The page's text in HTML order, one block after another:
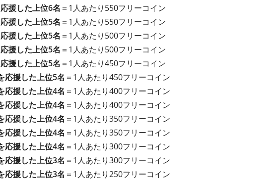
援した上位6名 ＝1人あたり550フリーコイン
援した上位5名 ＝1人あたり550フリーコイン
援した上位5名 ＝1人あたり500フリーコイン
援した上位5名 ＝1人あたり500フリーコイン
援した上位5名 ＝1人あたり450フリーコイン
応援した上位5名 ＝1人あたり450フリーコイン
応援した上位4名 ＝1人あたり400フリーコイン
応援した上位4名 ＝1人あたり400フリーコイン
応援した上位4名 ＝1人あたり350フリーコイン
応援した上位4名 ＝1人あたり350フリーコイン
応援した上位4名 ＝1人あたり300フリーコイン
応援した上位3名 ＝1人あたり300フリーコイン
応援した上位3名 ＝1人あたり250フリーコイン